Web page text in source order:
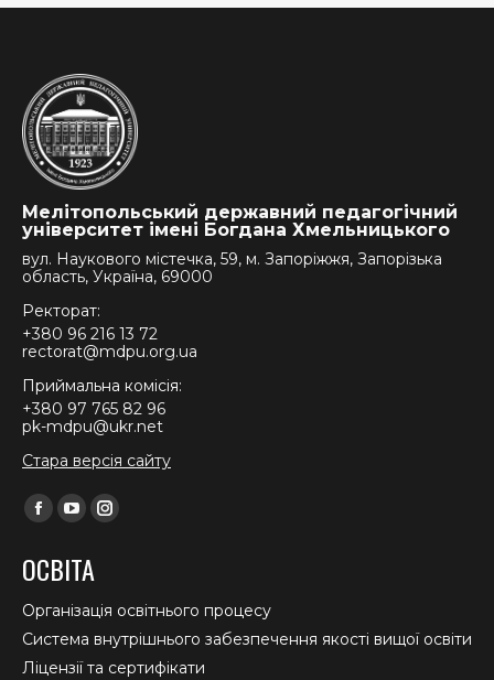
Мелітопольський державний педагогічний
університет імені Богдана Хмельницького
вул. Наукового містечка, 59, м. Запоріжжя, Запорізька
область, Україна, 69000
Ректорат:
+380 96 216 13 72
rectorat@mdpu.org.ua
Приймальна комісія:
+380 97 765 82 96
pk-mdpu@ukr.net
Стара версія сайту
Find us on:
Facebook
opens
in
new
window
YouTube
opens
in
new
window
Instagram
in
new
window
ОСВІТА
Організація освітнього процесу
Система внутрішнього забезпечення якості вищої освіти
Ліцензії та сертифікати